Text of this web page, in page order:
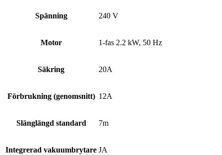
Spänning 240 V
Motor 1-fas 2.2 kW, 50 Hz
Säkring 20A
Förbrukning (genomsnitt) 12A
Slänglängd standard 7m
Integrerad vakuumbrytare JA